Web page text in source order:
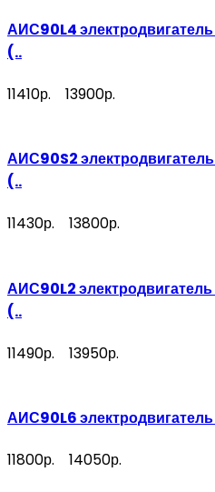
АИС90L4
(..
11410р. 13900р.
АИС90S2
(..
11430р. 13800р.
АИС90L2
(..
11490р. 13950р.
АИС90L6 электродвигатель
11800р. 14050р.